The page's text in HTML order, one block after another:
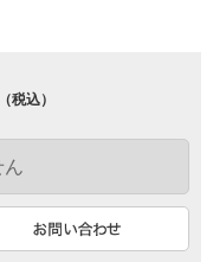
（税込）